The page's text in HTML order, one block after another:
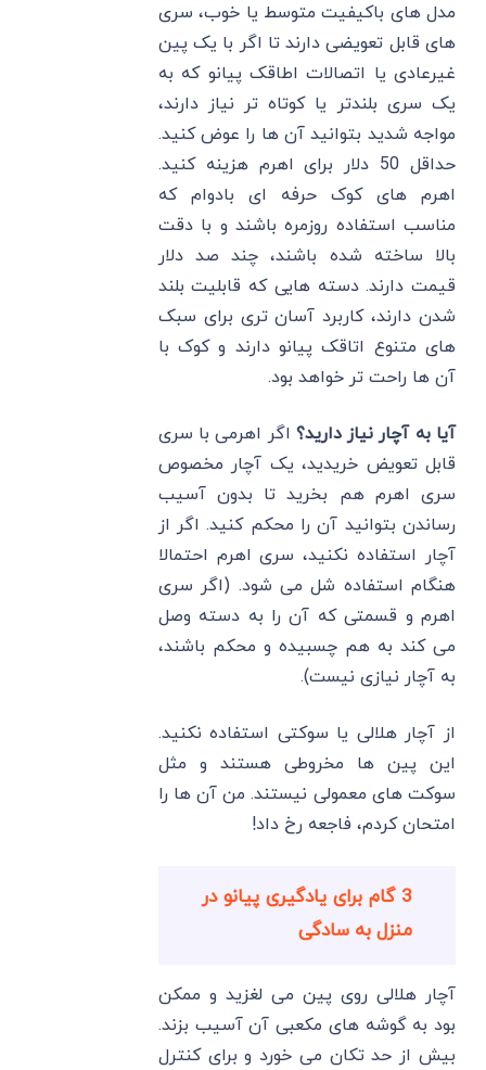
مدل های باکیفیت متوسط یا خوب، سری
های قابل تعویضی دارند تا اگر با یک پین
غیرعادی یا اتصالات اطاقک پیانو که به
یک سری بلندتر یا کوتاه تر نیاز دارند،
مواجه شدید بتوانید آن ها را عوض کنید.
حداقل 50 دلار برای اهرم هزینه کنید.
اهرم های کوک حرفه ای بادوام که
مناسب استفاده روزمره باشند و با دقت
بالا ساخته شده باشند، چند صد دلار
قیمت دارند. دسته هایی که قابلیت بلند
شدن دارند، کاربرد آسان تری برای سبک
های متنوع اتاقک پیانو دارند و کوک با
آن ها راحت تر خواهد بود.
آیا به آچار نیاز دارید؟ اگر اهرمی با سری
قابل تعویض خریدید، یک آچار مخصوص
سری اهرم هم بخرید تا بدون آسیب
رساندن بتوانید آن را محکم کنید. اگر از
آچار استفاده نکنید، سری اهرم احتمالا
هنگام استفاده شل می شود. (اگر سری
اهرم و قسمتی که آن را به دسته وصل
می کند به هم چسبیده و محکم باشند،
به آچار نیازی نیست).
از آچار هلالی یا سوکتی استفاده نکنید.
این پین ها مخروطی هستند و مثل
سوکت های معمولی نیستند. من آن ها را
امتحان کردم، فاجعه رخ داد!
3 گام برای یادگیری پیانو در
منزل به سادگی
آچار هلالی روی پین می لغزید و ممکن
بود به گوشه های مکعبی آن آسیب بزند.
بیش از حد تکان می خورد و برای کنترل